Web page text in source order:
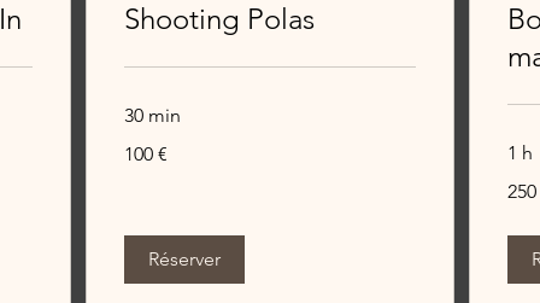
Shooting Polas
30 min
euros
100 €
Réserver
1 h
euros
250